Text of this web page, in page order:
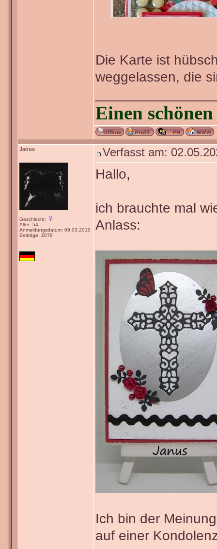
Die Karte ist
weggelassen, die
Einen
Janus
Geschlecht:
Alter: 54
Anmeldungsdatum: 09.03.2010
Beiträge: 2078
Verfasst am:
Hallo,
ich brauchte mal
Anlass:
Ich bin der
auf einer